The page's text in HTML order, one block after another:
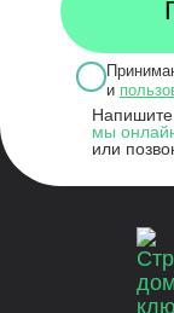
и
Напишите
мы
или